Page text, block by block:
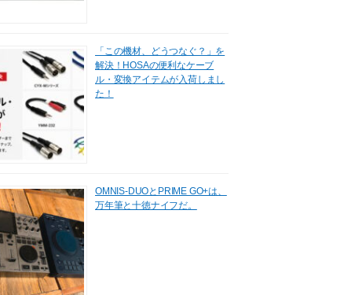
「この機材、どうつなぐ？」を
解決！HOSAの便利なケーブ
ル・変換アイテムが入荷しまし
た！
OMNIS-DUOとPRIME GO+は、
万年筆と十徳ナイフだ。